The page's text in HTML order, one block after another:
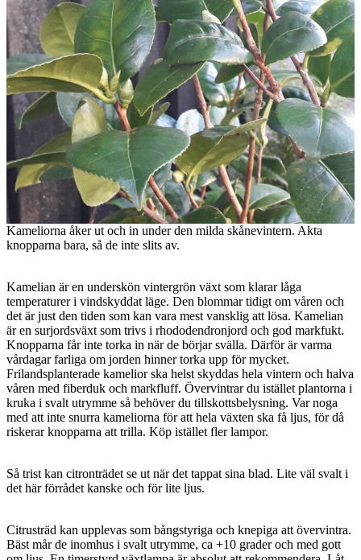
Kameliorna åker ut och in under den milda skånevintern. Akta
knopparna bara, så de inte slits av.
Kamelian är en underskön vintergrön växt som klarar låga
temperaturer i vindskyddat läge. Den blommar tidigt om våren och
det är just den tiden som kan vara mest vansklig att lösa. Kamelian
är en surjordsväxt som trivs i rhododendronjord och god markfukt.
Knopparna får inte torka in när de börjar svälla. Därför är varma
vårdagar farliga om jorden hinner torka upp för mycket.
Frilandsplanterade kamelior ska helst skyddas hela vintern och halva
våren med fiberduk och markfluff. Övervintrar du istället plantorna i
kruka i svalt utrymme så behöver du tillskottsbelysning. Var noga
med att inte snurra kameliorna för att hela växten ska få ljus, för då
riskerar knopparna att trilla. Köp istället fler lampor.
Så trist kan citronträdet se ut när det tappat sina blad. Lite väl svalt i
det här förrådet kanske och för lite ljus.
Citrusträd kan upplevas som bångstyriga och knepiga att övervintra.
Bäst mår de inomhus i svalt utrymme, ca +10 grader och med gott